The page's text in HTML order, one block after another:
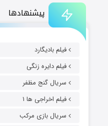
پیشنهادها
فیلم بادیگارد
فیلم دایره زنگی
سریال گنج مظفر
فیلم اخراجی ها ۱
سریال بازی مرکب